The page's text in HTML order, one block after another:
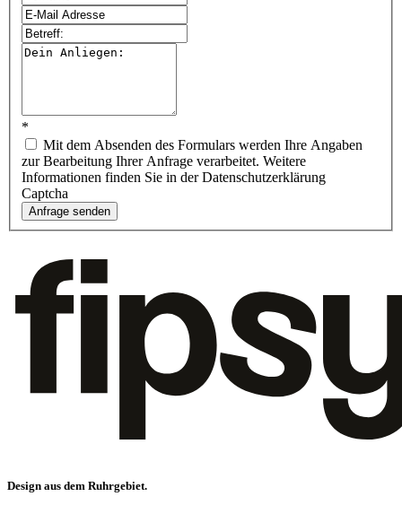
*
Mit dem Absenden des Formulars werden Ihre Angaben
zur Bearbeitung Ihrer Anfrage verarbeitet. Weitere
Informationen finden Sie in der Datenschutzerklärung
Captcha
Anfrage senden
Design aus dem Ruhrgebiet.